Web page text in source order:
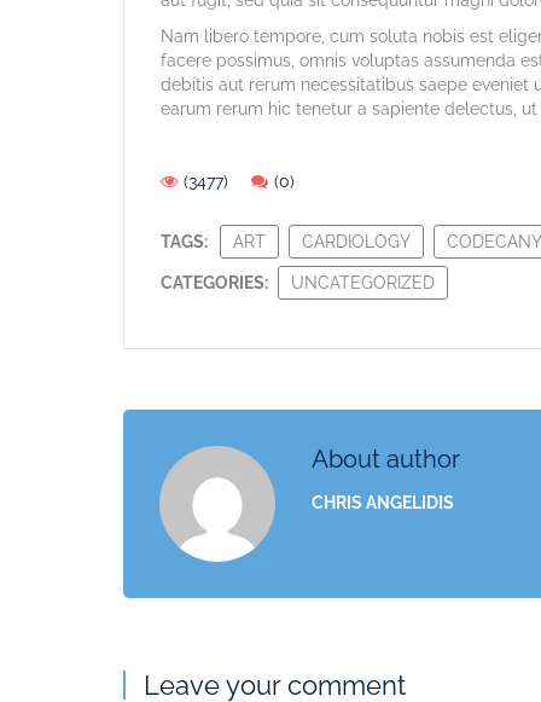
Nam libero tempore, cum soluta nobis est
facere possimus, omnis voluptas assumenda
debitis aut rerum necessitatibus saepe
earum rerum hic tenetur a sapiente delectus,
(3477) (0)
TAGS: ART CARDIOLOGY
CATEGORIES: UNCATEGORIZED
About author
CHRIS ANGELIDIS
Leave your comment